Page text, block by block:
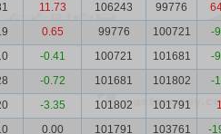
11.73 106243 99776
0.65 99776 100721
-
-0.41 100721 101681
-
-0.72 101681 101802
-
-3.35 101802 101791
0.00 101791 103761
-